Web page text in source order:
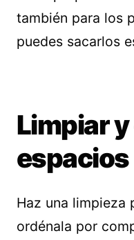
también para los
puedes sacarlos
Limpiar
espacios
Haz una limpieza
ordénala por